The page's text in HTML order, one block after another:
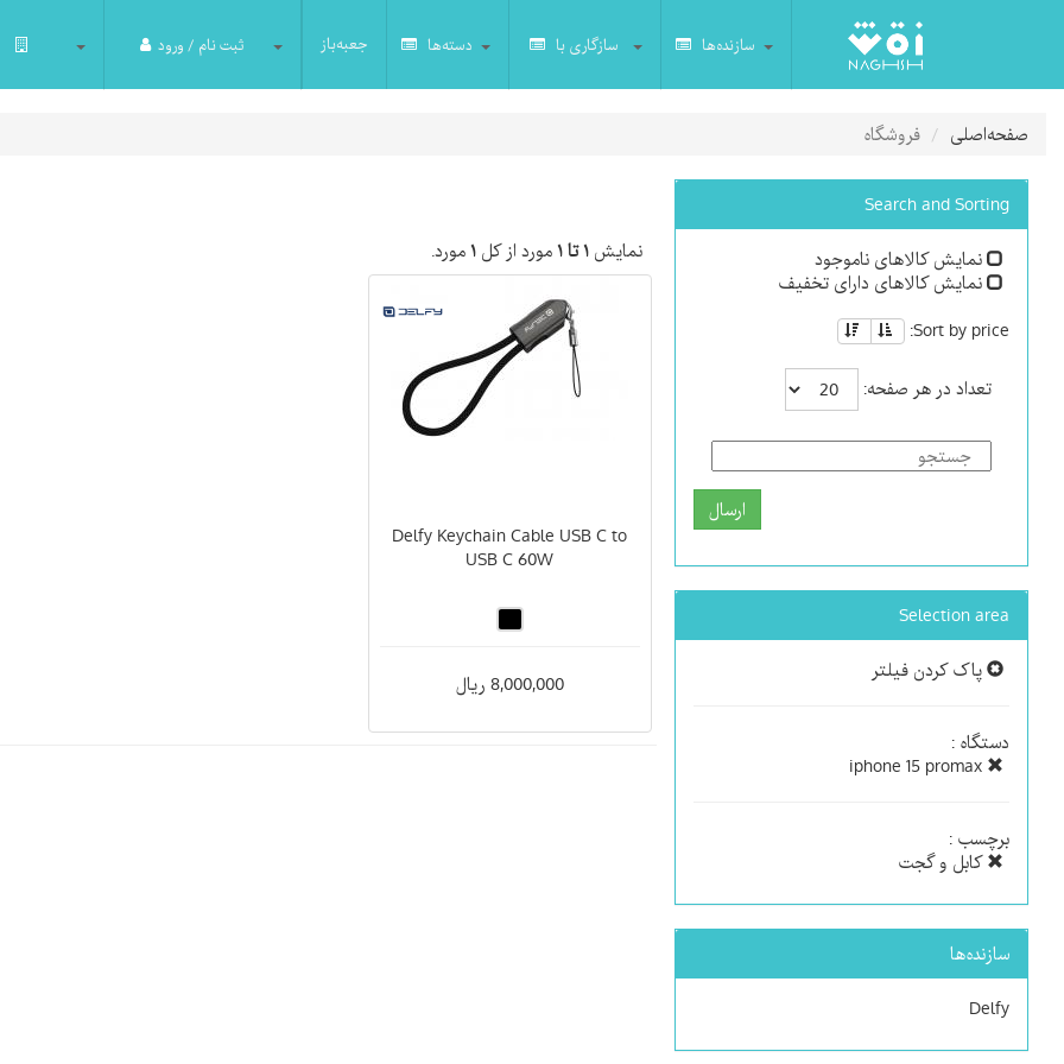
سازنده‌ها سازگاری با دسته‌ها جعبه‌باز ثبت نام / ورود
صفحه‌اصلی فروشگاه
Search and Sorting
نمایش کالاهای ناموجود
نمایش کالاهای دارای تخفیف
Sort by price:
تعداد در هر صفحه:
ارسال
Selection area
پاک کردن فیلتر
دستگاه :
برچسب :
کابل و گجت
سازنده‌ها
Delfy
نمایش۱ تا ۱ مورد از کل۱ مورد.
Delfy Keychain Cable USB C to
USB C 60W
8,000,000 ریال